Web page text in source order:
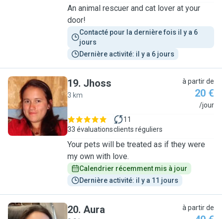
An animal rescuer and cat lover at your
door!
Contacté pour la dernière fois il y a 6
jours
Dernière activité: il y a 6 jours
J
19. Jhoss
3 km
à partir de
20 €
/jour
33 évaluations
11
clients réguliers
Your pets will be treated as if they were
my own with love.
Calendrier récemment mis à jour
Dernière activité: il y a 11 jours
20. Aura à partir de